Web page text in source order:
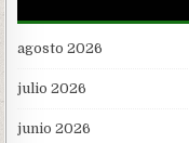
agosto 2026
julio 2026
junio 2026